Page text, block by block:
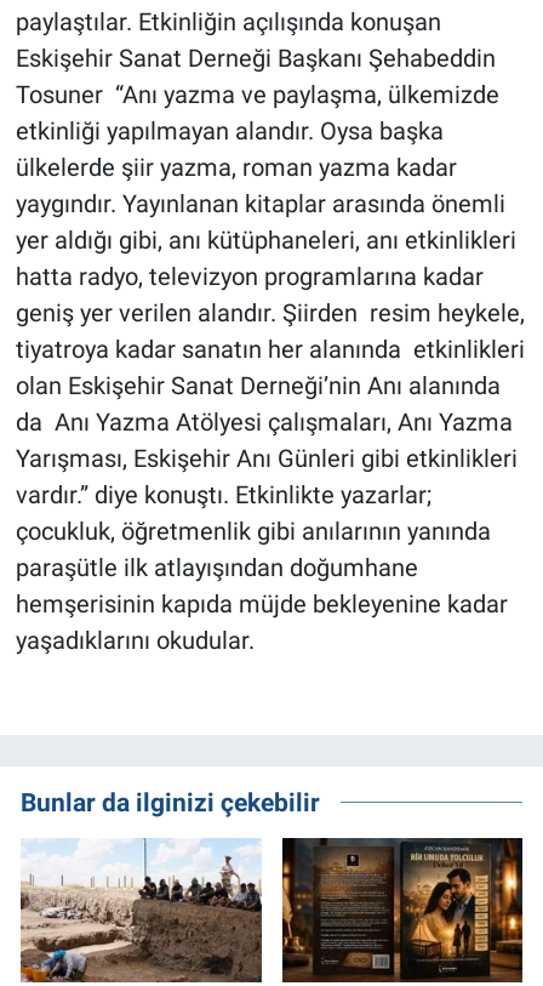
paylaştılar. Etkinliğin açılışında konuşan
Eskişehir Sanat Derneği Başkanı Şehabeddin
Tosuner “Anı yazma ve paylaşma, ülkemizde
etkinliği yapılmayan alandır. Oysa başka
ülkelerde şiir yazma, roman yazma kadar
yaygındır. Yayınlanan kitaplar arasında önemli
yer aldığı gibi, anı kütüphaneleri, anı etkinlikleri
hatta radyo, televizyon programlarına kadar
geniş yer verilen alandır. Şiirden resim heykele,
tiyatroya kadar sanatın her alanında etkinlikleri
olan Eskişehir Sanat Derneği’nin Anı alanında
da Anı Yazma Atölyesi çalışmaları, Anı Yazma
Yarışması, Eskişehir Anı Günleri gibi etkinlikleri
vardır.” diye konuştı. Etkinlikte yazarlar;
çocukluk, öğretmenlik gibi anılarının yanında
paraşütle ilk atlayışından doğumhane
hemşerisinin kapıda müjde bekleyenine kadar
yaşadıklarını okudular.
Bunlar da ilginizi çekebilir